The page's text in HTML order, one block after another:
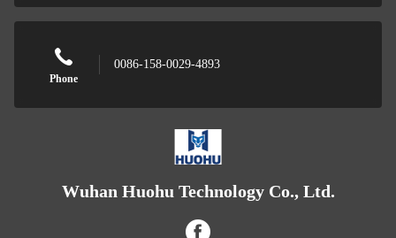
Phone
0086-158-0029-4893
Wuhan Huohu Technology Co., Ltd.